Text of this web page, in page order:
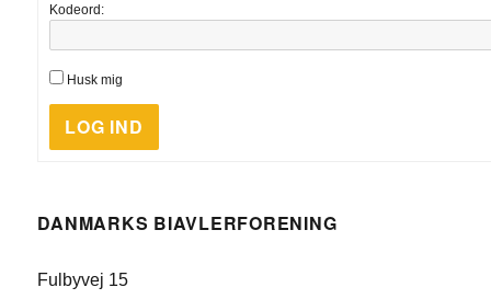
Kodeord:
Husk mig
LOG IND
DANMARKS BIAVLERFORENING
Fulbyvej 15